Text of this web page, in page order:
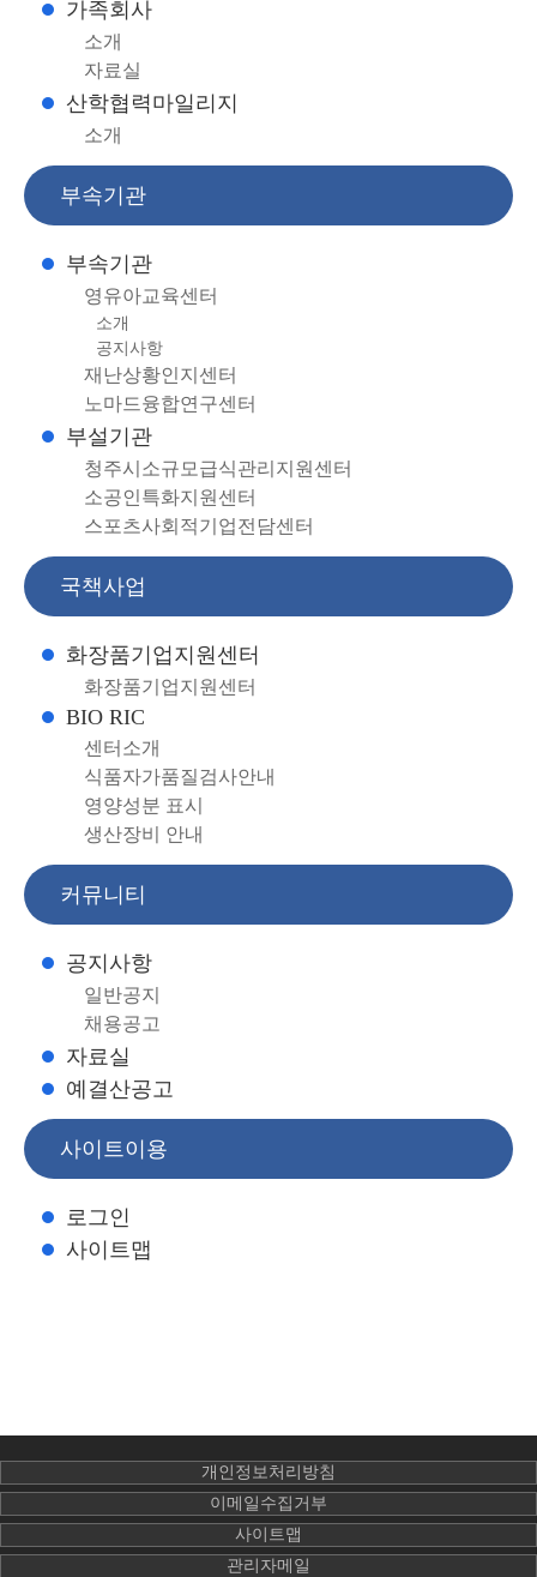
가족회사
소개
자료실
산학협력마일리지
소개
부속기관
부속기관
영유아교육센터
소개
공지사항
재난상황인지센터
노마드융합연구센터
부설기관
청주시소규모급식관리지원센터
소공인특화지원센터
스포츠사회적기업전담센터
국책사업
화장품기업지원센터
화장품기업지원센터
BIO RIC
센터소개
식품자가품질검사안내
영양성분 표시
생산장비 안내
커뮤니티
공지사항
일반공지
채용공고
자료실
예결산공고
사이트이용
로그인
사이트맵
개인정보처리방침
이메일수집거부
사이트맵
관리자메일